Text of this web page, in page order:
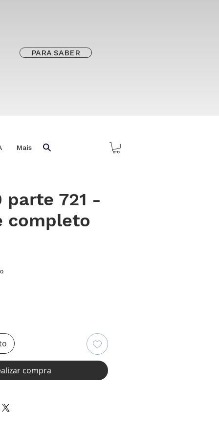
PARA SABER
Mais
parte 721 -
completo
compra